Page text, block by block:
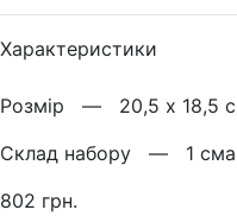
Характеристики
Розмiр — 20,5 х 18,5
Склад набору — 1
802 грн.